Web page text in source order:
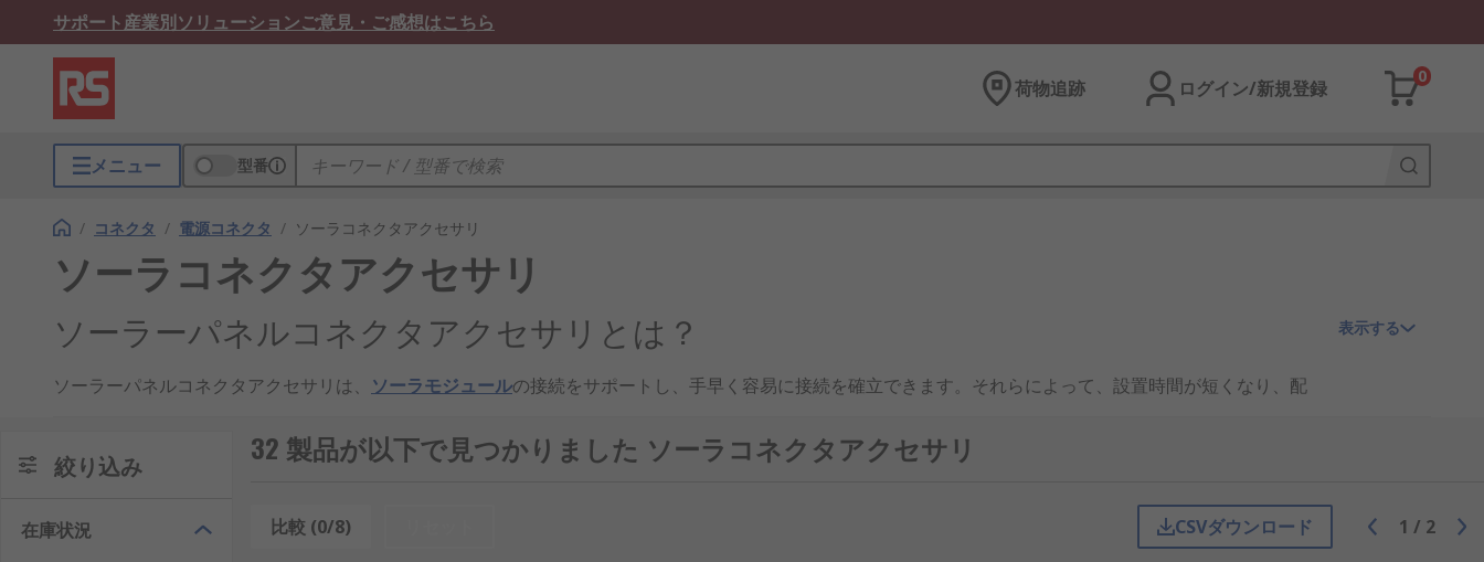
サポート産業別ソリューションご意見・ご感想はこちら
荷物追跡 ログイン/新規登録
0
メニュー 型番
/ コネクタ / 電源コネクタ / ソーラコネクタアクセサリ
ソーラコネクタアクセサリ
ソーラーパネルコネクタアクセサリとは？
ソーラーパネルコネクタアクセサリは、 ソーラモジュールの接続をサポートし、手早く容易に接続を確立できます。それらによって、設置時間が短くなり、配
ソーラーパネルコネクタアクセサリの種類
一般的で有用なソーラコネクタアクセサリとして、
が挙げられます。ピンコンタクトは、ソーラジャンクションボ
ックスでの使用に加え、現場での設置などのその他の用途に合わせて設計されています。それらには、さまざまなケーブル容量及びそれに伴うハウジングに対
表示する
絞り込み
在庫状況
32 製品が以下で見つかりました ソーラコネクタアクセサリ
比較 (0/8) CSVダウンロード 1 / 2